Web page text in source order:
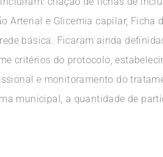
Arterial e Glicemia capilar, Ficha
básica. Ficaram ainda
critérios do protocolo,
e monitoramento do
municipal, a quantidade de